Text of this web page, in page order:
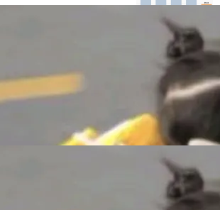
for Galaxy，它们本该
之间写出来的。git
退到任何一次编辑：Delt
的每一次操作，...
第二季度业绩报告，Spac
四成。 与亚马逊、Alpha
传统科技巨头相比，Spa
尤为引人瞩目。然而，支
却呈现出截然不同的面
Meta 主要依托充沛的经
编程 agent；Muse Spark
的新模型。一句话概括：
dev.meta.ai/install.
在大项目里自动规划、写
终端工具。 据介绍，Muse
，用知识图谱校
让机器拥有全局视野。整个
个环节：建图 → 控制难度